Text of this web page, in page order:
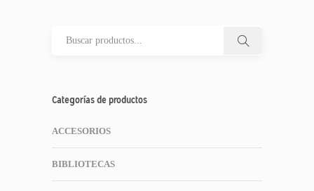
Categorías de productos
ACCESORIOS
BIBLIOTECAS